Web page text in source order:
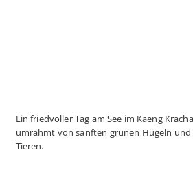
Ein friedvoller Tag am See im Kaeng
umrahmt von sanften grünen Hügeln und
Tieren.